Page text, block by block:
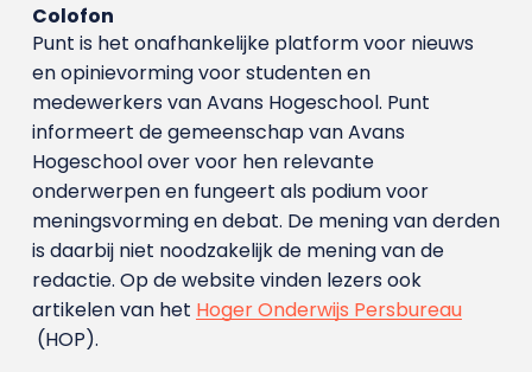
Colofon
Punt is het onafhankelijke platform voor nieuws
en opinievorming voor studenten en
medewerkers van Avans Hoge­school. Punt
informeert de gemeenschap van Avans
Hogeschool over voor hen relevante
onderwerpen en fungeert als podium voor
meningsvorming en debat. De mening van derden
is daarbij niet noodzakelijk de mening van de
redactie. Op de website vinden lezers ook
artikelen van het Hoger Onderwijs Persbureau
(HOP).